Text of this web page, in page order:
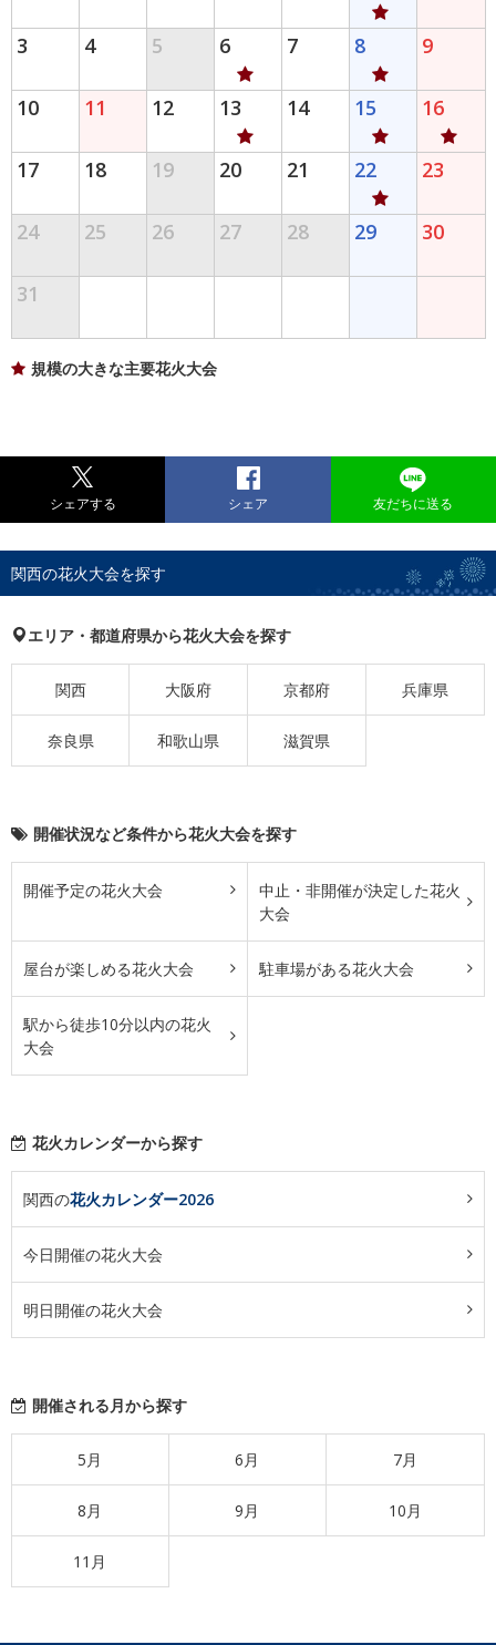
3 4 5 6 7 8 9
10 11 12 13 14 15 16
17 18 19 20 21 22 23
24 25 26 27 28 29 30
31
規模の大きな主要花火大会
シェアする シェア 友だちに送る
関西の花火大会を探す
エリア・都道府県から花火大会を探す
関西 大阪府 京都府 兵庫県
奈良県 和歌山県 滋賀県
開催状況など条件から花火大会を探す
開催予定の花火大会
中止・非開催が決定した花火
大会
屋台が楽しめる花火大会 駐車場がある花火大会
駅から徒歩10分以内の花火
大会
花火カレンダーから探す
関西の花火カレンダー2026
今日開催の花火大会
明日開催の花火大会
開催される月から探す
5月 6月 7月
8月 9月 10月
11月